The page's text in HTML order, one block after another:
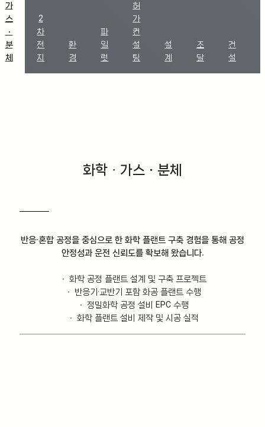
가
스
ㆍ
분
체
2
차
전
지
환
경
파
일
럿
허
가
컨
설
팅
설
계
조
달
건
설
화학 ㆍ 가스ㆍ분체
반응·혼합 공정을 중심으로 한 화학 플랜트 구축 경험을 통해 공정
안정성과 운전 신뢰도를 확보해 왔습니다.
ㆍ 화학 공정 플랜트 설계 및 구축 프로젝트
ㆍ 반응기·교반기 포함 화공 플랜트 수행
ㆍ 정밀화학 공정 설비 EPC 수행
ㆍ 화학 플랜트 설비 제작 및 시공 실적